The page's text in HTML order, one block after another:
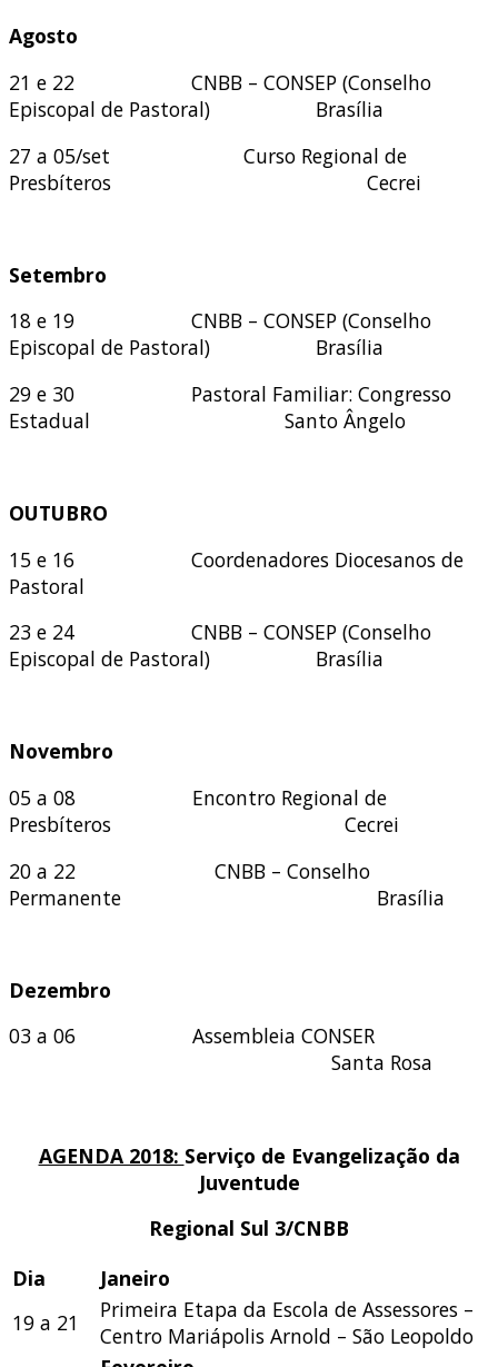
Agosto
21 e 22 CNBB – CONSEP (Conselho
Episcopal de Pastoral) Brasília
27 a 05/set Curso Regional de
Presbíteros Cecrei
Setembro
18 e 19 CNBB – CONSEP (Conselho
Episcopal de Pastoral) Brasília
29 e 30 Pastoral Familiar: Congresso
Estadual Santo Ângelo
OUTUBRO
15 e 16 Coordenadores Diocesanos de
Pastoral
23 e 24 CNBB – CONSEP (Conselho
Episcopal de Pastoral) Brasília
Novembro
05 a 08 Encontro Regional de
Presbíteros Cecrei
20 a 22
CNBB – Conselho
Permanente Brasília
Dezembro
03 a 06 Assembleia CONSER
Santa Rosa
AGENDA 2018: Serviço de Evangelização da
Juventude
Regional Sul 3/CNBB
Dia
Janeiro
19 a 21
Primeira Etapa da Escola de Assessores –
Centro Mariápolis Arnold – São Leopoldo